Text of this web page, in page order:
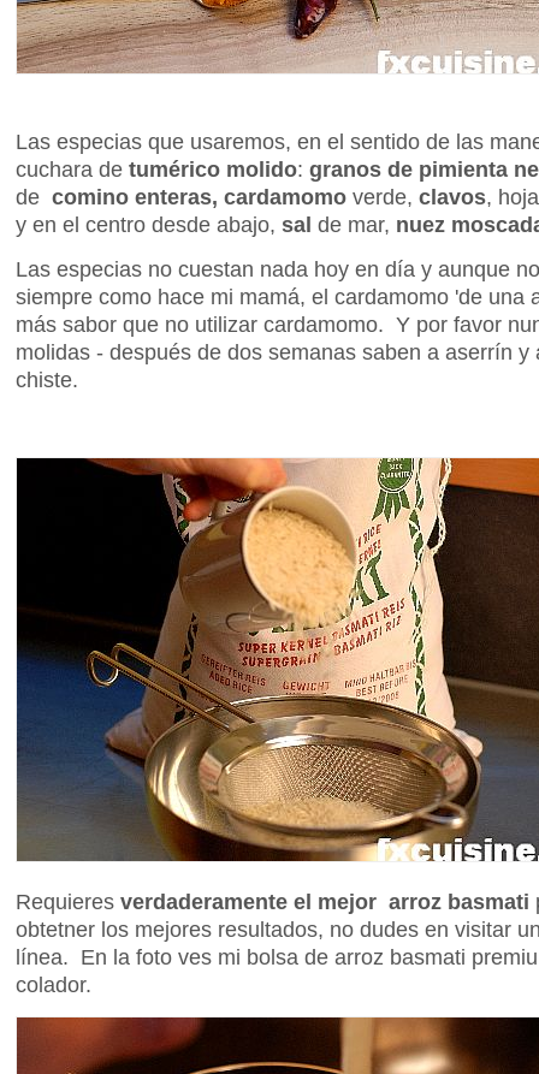
Las especias que usaremos, en el sentido de las
cuchara de tumérico molido: granos de pimienta
de comino enteras, cardamomo verde, clavos,
y en el centro desde abajo, sal de mar, nuez
Las especias no cuestan nada hoy en día y aunque
siempre como hace mi mamá, el cardamomo 'de una
más sabor que no utilizar cardamomo. Y por favor
molidas - después de dos semanas saben a aserrín
chiste.
Requieres verdaderamente el mejor arroz basmati
obtetner los mejores resultados, no dudes en visitar
línea. En la foto ves mi bolsa de arroz basmati
colador.